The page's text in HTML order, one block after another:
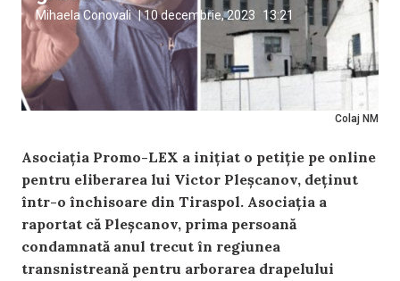
Colaj NM
Mihaela Conovali |10 decembrie, 2023 13:21
Asociația Promo-LEX a inițiat o petiție pe online
pentru eliberarea lui Victor Pleșcanov, deținut
într-o închisoare din Tiraspol. Asociația a
raportat că Pleșcanov, prima persoană
condamnată anul trecut în regiunea
transnistreană pentru arborarea drapelului